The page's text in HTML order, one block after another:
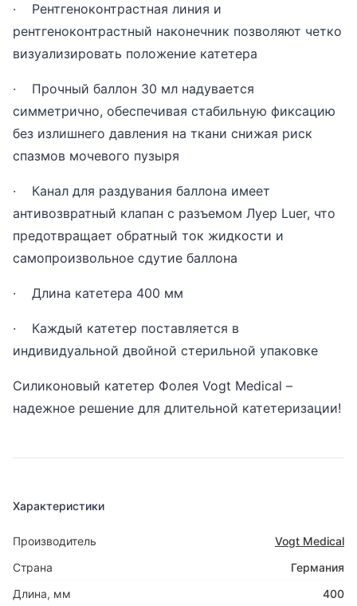
· Рентгеноконтрастная линия и
рентгеноконтрастный наконечник позволяют четко
визуализировать положение катетера
· Прочный баллон 30 мл надувается
симметрично, обеспечивая стабильную фиксацию
без излишнего давления на ткани снижая риск
спазмов мочевого пузыря
· Канал для раздувания баллона имеет
антивозвратный клапан с разъемом Луер Luer, что
предотвращает обратный ток жидкости и
самопроизвольное сдутие баллона
· Длина катетера 400 мм
· Каждый катетер поставляется в
индивидуальной двойной стерильной упаковке
Силиконовый катетер Фолея Vogt Medical –
надежное решение для длительной катетеризации!
Характеристики
Производитель
Vogt Medical
Страна
Германия
Длина, мм
400